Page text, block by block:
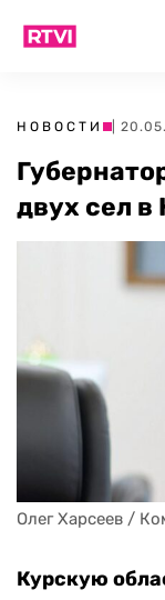
НОВОСТИ |
двух сел в
Олег Харсеев /
Курскую